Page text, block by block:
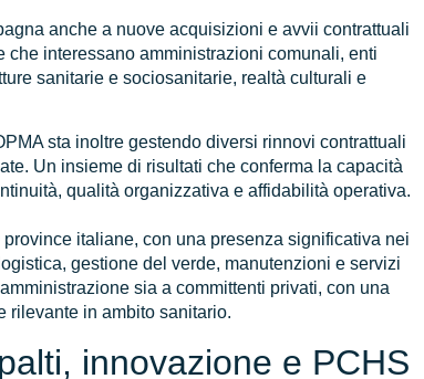
anche a nuove acquisizioni e avvii contrattuali
che interessano amministrazioni comunali, enti
sanitarie e sociosanitarie, realtà culturali e
sta inoltre gestendo diversi rinnovi contrattuali
Un insieme di risultati che conferma la capacità
qualità organizzativa e affidabilità operativa.
province italiane, con una presenza significativa nei
gestione del verde, manutenzioni e servizi
sia a committenti privati, con una
rilevante in ambito sanitario.
innovazione e PCHS